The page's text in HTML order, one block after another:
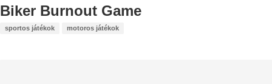
Biker Burnout Game
sportos játékok motoros játékok